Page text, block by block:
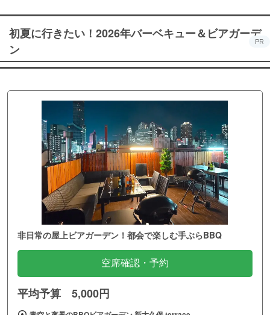
初夏に行きたい！2026年バーベキュー＆ビアガーデ
ン
PR
非日常の屋上ビアガーデン！都会で楽しむ手ぶらBBQ
空席確認・予約
平均予算 5,000円